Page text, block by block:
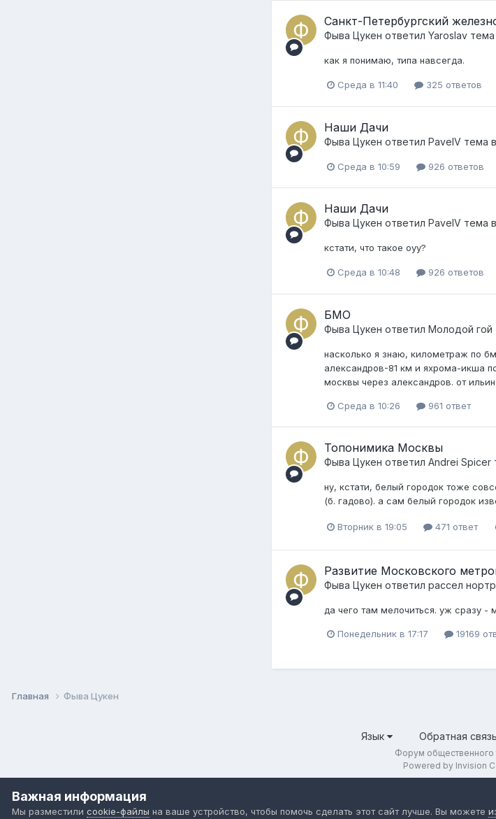
Санкт-Петербургский
Фыва Цукен ответил Yaroslav тема
как я понимаю, типа навсегда.
Среда в 11:40 325 ответов
Наши Дачи
Фыва Цукен ответил PavelV тема в
Среда в 10:59 926 ответов
Наши Дачи
Фыва Цукен ответил PavelV тема в
кстати, что такое оуу?
Среда в 10:48 926 ответов
БМО
Фыва Цукен ответил Молодой гой
насколько я знаю, километраж по
александров-81 км и яхрома-икша
москвы через александров. от
Среда в 10:26 961 ответ
Топонимика Москвы
Фыва Цукен ответил Andrei Spicer
ну, кстати, белый городок тоже
(б. гадово). а сам белый городок
Вторник в 19:05 471 ответ
Развитие Московского
Фыва Цукен ответил рассел
да чего там мелочиться. уж сразу -
Понедельник в 17:17 19169
Главная Фыва Цукен
Язык Обратная связь
Форум общественного
Powered by Invision
Важная информация
Мы разместили cookie-файлы на ваше устройство, чтобы помочь сделать этот сайт лучше. Вы можете